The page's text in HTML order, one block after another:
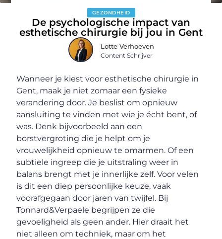
GEZONDHEID
De psychologische impact van
esthetische chirurgie bij jou in Gent
Lotte Verhoeven
Content Schrijver
Wanneer je kiest voor esthetische chirurgie in
Gent, maak je niet zomaar een fysieke
verandering door. Je beslist om opnieuw
aansluiting te vinden met wie je écht bent, of
was. Denk bijvoorbeeld aan een
borstvergroting die je helpt om je
vrouwelijkheid opnieuw te omarmen. Of een
subtiele ingreep die je uitstraling weer in
balans brengt met je innerlijke zelf. Voor velen
is dit een diep persoonlijke keuze, vaak
voorafgegaan door jaren van twijfel. Bij
Tonnard&Verpaele begrijpen ze die
gevoeligheid als geen ander. Hier draait het
niet alleen om techniek, maar om het